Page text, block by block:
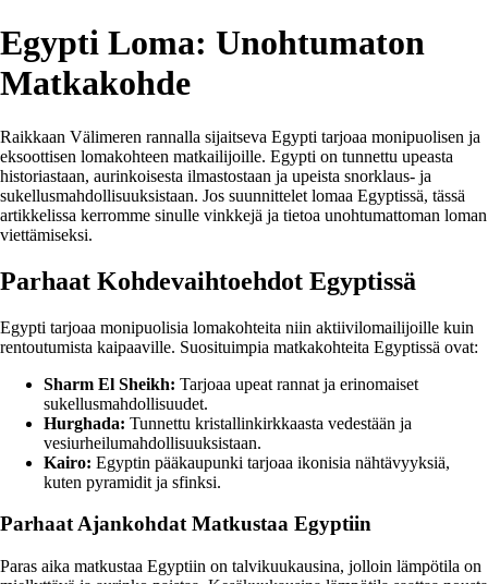
Egypti Loma: Unohtumaton
Matkakohde
Raikkaan Välimeren rannalla sijaitseva Egypti tarjoaa monipuolisen ja
eksoottisen lomakohteen matkailijoille. Egypti on tunnettu upeasta
historiastaan, aurinkoisesta ilmastostaan ja upeista snorklaus- ja
sukellusmahdollisuuksistaan. Jos suunnittelet lomaa Egyptissä, tässä
artikkelissa kerromme sinulle vinkkejä ja tietoa unohtumattoman loman
viettämiseksi.
Parhaat Kohdevaihtoehdot Egyptissä
Egypti tarjoaa monipuolisia lomakohteita niin aktiivilomailijoille kuin
rentoutumista kaipaaville. Suosituimpia matkakohteita Egyptissä ovat:
Sharm El Sheikh: Tarjoaa upeat rannat ja erinomaiset
sukellusmahdollisuudet.
Hurghada: Tunnettu kristallinkirkkaasta vedestään ja
vesiurheilumahdollisuuksistaan.
Kairo: Egyptin pääkaupunki tarjoaa ikonisia nähtävyyksiä,
kuten pyramidit ja sfinksi.
Parhaat Ajankohdat Matkustaa Egyptiin
Paras aika matkustaa Egyptiin on talvikuukausina, jolloin lämpötila on